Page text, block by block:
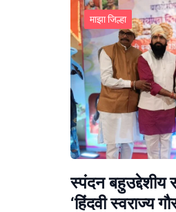
माझा जिल्हा
स्पंदन बहुउद्देशीय
‘हिंदवी स्वराज्य